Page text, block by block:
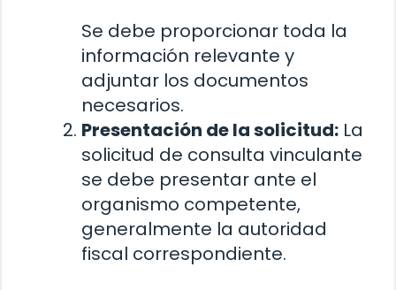
Se debe proporcionar toda la
información relevante y
adjuntar los documentos
necesarios.
Presentación de la solicitud: La
solicitud de consulta vinculante
se debe presentar ante el
organismo competente,
generalmente la autoridad
fiscal correspondiente.